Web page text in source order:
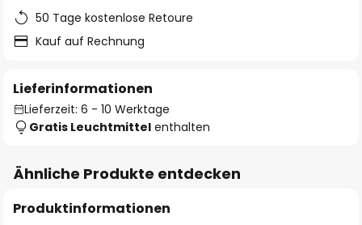
50 Tage kostenlose Retoure
Kauf auf Rechnung
Lieferinformationen
Lieferzeit: 6 - 10 Werktage
Gratis Leuchtmittel enthalten
Ähnliche Produkte entdecken
Produktinformationen